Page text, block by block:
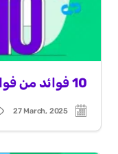
10 فوائد من فوائد التأمين الشامل للسيارات
Post
date
27 March, 2025